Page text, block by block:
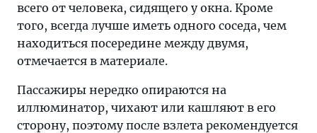
всего от человека, сидящего у окна. Кроме
того, всегда лучше иметь одного соседа, чем
находиться посередине между двумя,
отмечается в материале.
Пассажиры нередко опираются на
иллюминатор, чихают или кашляют в его
сторону, поэтому после взлета рекомендуется